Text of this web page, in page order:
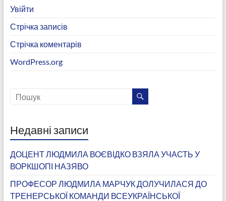
Увійти
Стрічка записів
Стрічка коментарів
WordPress.org
Недавні записи
ДОЦЕНТ ЛЮДМИЛА ВОЄВІДКО ВЗЯЛА УЧАСТЬ У
ВОРКШОПІ НАЗЯВО
ПРОФЕСОР ЛЮДМИЛА МАРЧУК ДОЛУЧИЛАСЯ ДО
ТРЕНЕРСЬКОЇ КОМАНДИ ВСЕУКРАЇНСЬКОЇ